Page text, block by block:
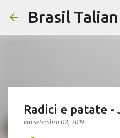
Brasil Talian
Radici e patate
em setembro 02, 2019